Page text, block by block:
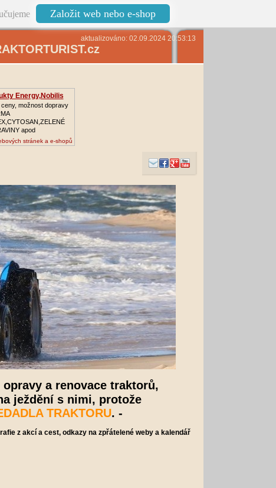
Založit web nebo e-shop
aktualizováno: 02.09.2024 20:53:13
Energy,Nobilis
možnost dopravy
apod
stránek a e-shopů
a renovace traktorů,
ježdění s nimi, protože
TRAKTORU. -
z akcí a cest, odkazy na zpřátelené weby a kalendář